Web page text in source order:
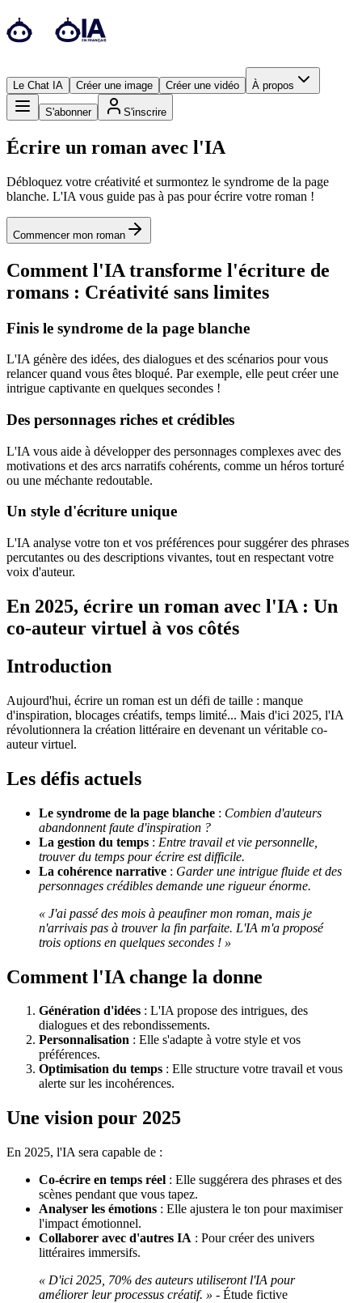
Le Chat IA Créer une image Créer une vidéo À propos
S'abonner S'inscrire
Écrire un roman avec l'IA
Débloquez votre créativité et surmontez le syndrome de la page
blanche. L'IA vous guide pas à pas pour écrire votre roman !
Commencer mon roman
Comment l'IA transforme l'écriture de
romans : Créativité sans limites
Finis le syndrome de la page blanche
L'IA génère des idées, des dialogues et des scénarios pour vous
relancer quand vous êtes bloqué. Par exemple, elle peut créer une
intrigue captivante en quelques secondes !
Des personnages riches et crédibles
L'IA vous aide à développer des personnages complexes avec des
motivations et des arcs narratifs cohérents, comme un héros torturé
ou une méchante redoutable.
Un style d'écriture unique
L'IA analyse votre ton et vos préférences pour suggérer des phrases
percutantes ou des descriptions vivantes, tout en respectant votre
voix d'auteur.
En 2025, écrire un roman avec l'IA : Un
co-auteur virtuel à vos côtés
Introduction
Aujourd'hui, écrire un roman est un défi de taille : manque
d'inspiration, blocages créatifs, temps limité... Mais d'ici 2025, l'IA
révolutionnera la création littéraire en devenant un véritable co-
auteur virtuel.
Les défis actuels
Le syndrome de la page blanche : Combien d'auteurs
abandonnent faute d'inspiration ?
La gestion du temps : Entre travail et vie personnelle,
trouver du temps pour écrire est difficile.
La cohérence narrative : Garder une intrigue fluide et des
personnages crédibles demande une rigueur énorme.
« J'ai passé des mois à peaufiner mon roman, mais je
n'arrivais pas à trouver la fin parfaite. L'IA m'a proposé
trois options en quelques secondes ! »
Comment l'IA change la donne
Génération d'idées : L'IA propose des intrigues, des
dialogues et des rebondissements.
Personnalisation : Elle s'adapte à votre style et vos
préférences.
Optimisation du temps : Elle structure votre travail et vous
alerte sur les incohérences.
Une vision pour 2025
En 2025, l'IA sera capable de :
Co-écrire en temps réel : Elle suggérera des phrases et des
scènes pendant que vous tapez.
Analyser les émotions : Elle ajustera le ton pour maximiser
l'impact émotionnel.
Collaborer avec d'autres IA : Pour créer des univers
littéraires immersifs.
« D'ici 2025, 70% des auteurs utiliseront l'IA pour
améliorer leur processus créatif. » - Étude fictive